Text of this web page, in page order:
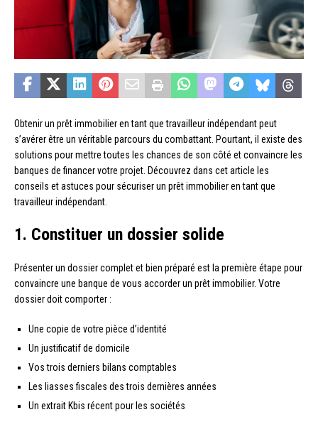
Obtenir un prêt immobilier en tant que travailleur indépendant peut
s’avérer être un véritable parcours du combattant. Pourtant, il existe des
solutions pour mettre toutes les chances de son côté et convaincre les
banques de financer votre projet. Découvrez dans cet article les
conseils et astuces pour sécuriser un prêt immobilier en tant que
travailleur indépendant.
1. Constituer un dossier solide
Présenter un dossier complet et bien préparé est la première étape pour
convaincre une banque de vous accorder un prêt immobilier. Votre
dossier doit comporter :
Une copie de votre pièce d’identité
Un justificatif de domicile
Vos trois derniers bilans comptables
Les liasses fiscales des trois dernières années
Un extrait Kbis récent pour les sociétés